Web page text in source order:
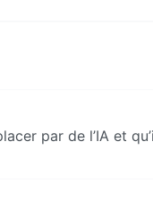
par de l’IA et